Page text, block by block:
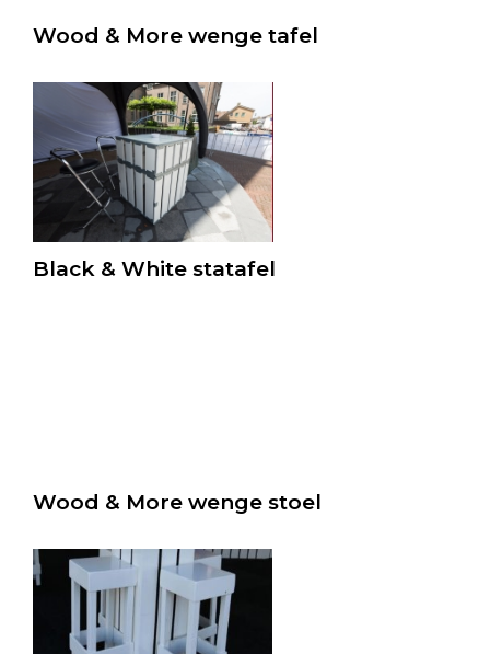
Wood & More wenge tafel
Black & White statafel
Wood & More wenge stoel